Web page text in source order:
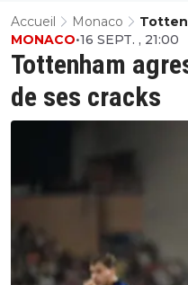
Accueil Monaco
Ses
Tottenham
de ses cracks
MONACO•16 SEPT. , 21:00